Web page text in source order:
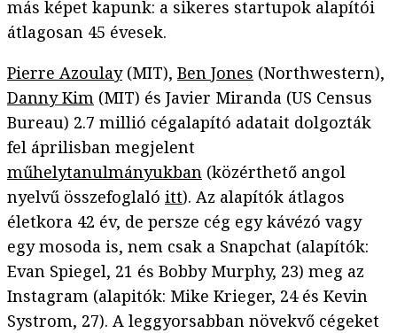
más képet kapunk: a sikeres startupok alapítói
átlagosan 45 évesek.
Pierre Azoulay(MIT), Ben Jones (Northwestern),
Danny Kim (MIT) és Javier Miranda (US Census
Bureau) 2.7 millió cégalapító adatait dolgozták
fel áprilisban megjelent
műhelytanulmányukban (közérthető angol
nyelvű összefoglaló itt). Az alapítók átlagos
életkora 42 év, de persze cég egy kávézó vagy
egy mosoda is, nem csak a Snapchat (alapítók:
Evan Spiegel, 21 és Bobby Murphy, 23) meg az
Instagram (alapitók: Mike Krieger, 24 és Kevin
Systrom, 27). A leggyorsabban növekvő cégeket